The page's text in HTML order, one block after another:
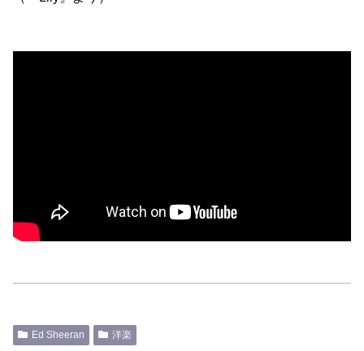
Ed Sheeran 洋楽